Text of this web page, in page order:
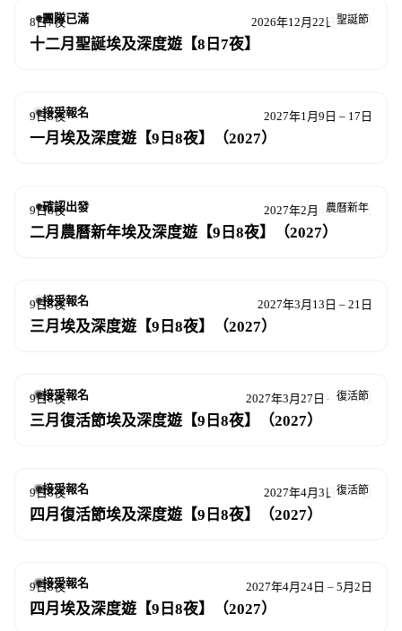
團隊已滿 聖誕節
8日7夜 2026年12月22日 – 29日
十二月聖誕埃及深度遊【8日7夜】
接受報名
9日8夜 2027年1月9日 – 17日
一月埃及深度遊【9日8夜】（2027）
確認出發 農曆新年
9日8夜 2027年2月6日 – 14日
二月農曆新年埃及深度遊【9日8夜】（2027）
接受報名
9日8夜 2027年3月13日 – 21日
三月埃及深度遊【9日8夜】（2027）
接受報名 復活節
9日8夜 2027年3月27日 – 4月4日
三月復活節埃及深度遊【9日8夜】（2027）
接受報名 復活節
9日8夜 2027年4月3日 – 11日
四月復活節埃及深度遊【9日8夜】（2027）
接受報名
9日8夜 2027年4月24日 – 5月2日
四月埃及深度遊【9日8夜】（2027）